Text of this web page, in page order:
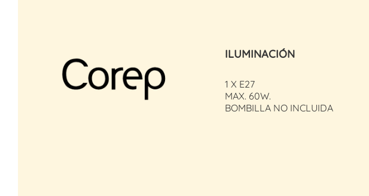
ILUMINACIÓN
1 X E27
MAX. 60W.
BOMBILLA NO INCLUIDA